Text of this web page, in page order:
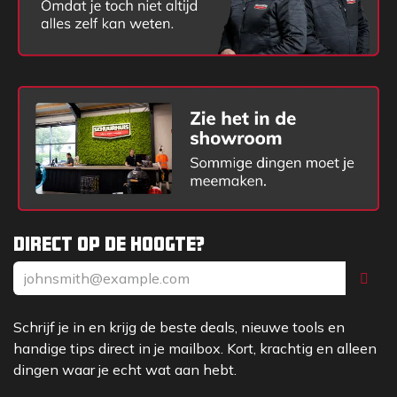
Direct op de hoogte?
Schrijf je in en krijg de beste deals, nieuwe tools en
handige tips direct in je mailbox. Kort, krachtig en alleen
dingen waar je echt wat aan hebt.